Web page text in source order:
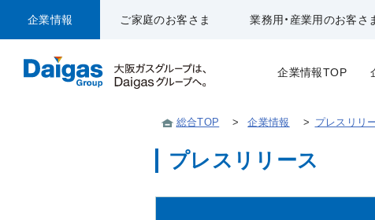
企業情報 ご家庭のお客さま 業務用・産業用のお客さ
企業情報TOP
総合TOP > 企業情報 > プレスリリ
プレスリリース